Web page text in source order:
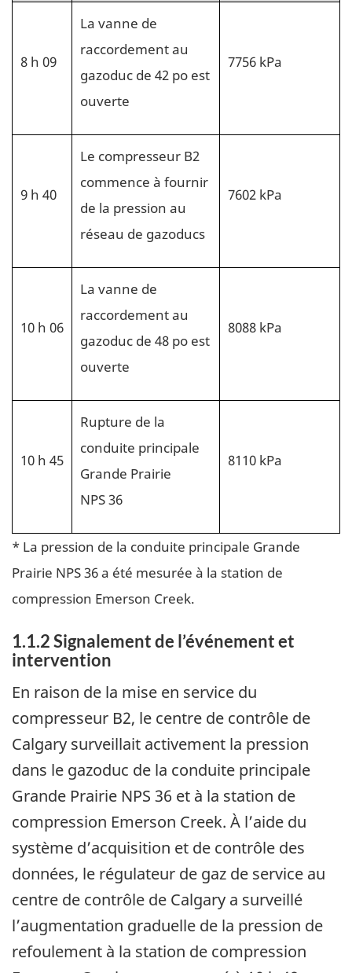
8 h 09
La vanne de
raccordement au
gazoduc de 42 po est
ouverte
7756 kPa
9 h 40
Le compresseur B2
commence à fournir
de la pression au
réseau de gazoducs
7602 kPa
10 h 06
La vanne de
raccordement au
gazoduc de 48 po est
ouverte
8088 kPa
10 h 45
Rupture de la
conduite principale
Grande Prairie
NPS 36
8110 kPa
* La pression de la conduite principale Grande
Prairie NPS 36 a été mesurée à la station de
compression Emerson Creek.
1.1.2Signalement de l’événement et
intervention
En raison de la mise en service du
compresseur B2, le centre de contrôle de
Calgary surveillait activement la pression
dans le gazoduc de la conduite principale
Grande Prairie NPS 36 et à la station de
compression Emerson Creek. À l’aide du
système d’acquisition et de contrôle des
données, le régulateur de gaz de service au
centre de contrôle de Calgary a surveillé
l’augmentation graduelle de la pression de
refoulement à la station de compression